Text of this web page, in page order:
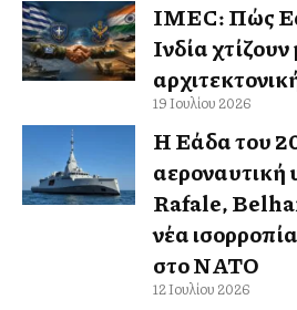
IMEC: Πώς
Ινδία
19 Ιουλίου 2026
Η Ελλάδα του
Rafale,
νέα
στο ΝΑΤΟ
12 Ιουλίου 2026